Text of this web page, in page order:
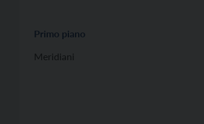
Primo piano
Meridiani